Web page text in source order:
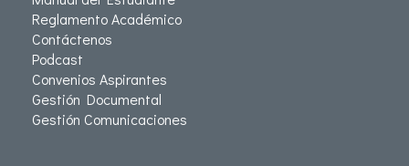
Reglamento Académico
Contáctenos
Podcast
Convenios Aspirantes
Gestión Documental
Gestión Comunicaciones